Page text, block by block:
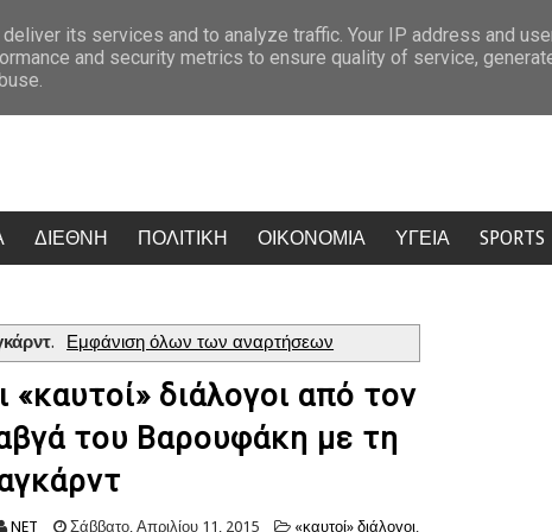
Ο 58χρονος που έκανε σπίτι του ένα πλοίο 23 μέτρων Απίστευτο: Το
ΔΙΕΘΝΗ ΠΟΛΙΤΙΚΗ ΟΙΚΟΝΟΜΙΑ ΥΓΕΙΑ SPORTS
. Εμφάνιση όλων των αναρτήσεων
«καυτοί» διάλογοι από τον
του Βαρουφάκη με τη
NET Σάββατο, Απριλίου 11, 2015 «καυτοί» διάλογοι,
its services and to analyze traffic. Your IP address and
and security metrics to ensure quality of service,